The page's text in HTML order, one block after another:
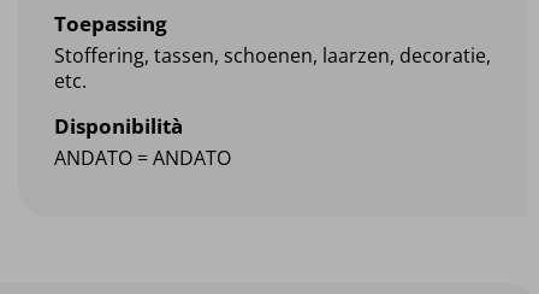
Toepassing
Stoffering, tassen, schoenen, laarzen, decoratie,
etc.
Disponibilità
ANDATO = ANDATO